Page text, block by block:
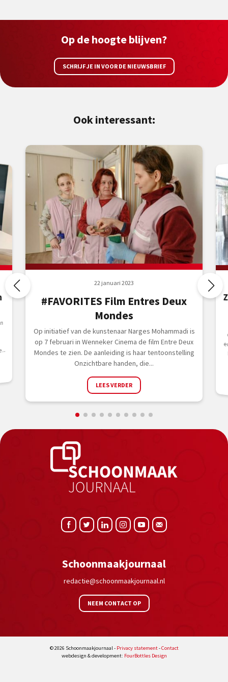
Op de hoogte blijven?
SCHRIJF JE IN VOOR DE NIEUWSBRIEF
Ook interessant:
22 januari 2023
#FAVORITES Film Entres Deux
Mondes
Op initiatief van de kunstenaar Narges Mohammadi is
op 7 februari in Wenneker Cinema de film Entre Deux
Mondes te zien. De aanleiding is haar tentoonstelling
Onzichtbare handen, die...
LEES VERDER
Schoonmaakjournaal
redactie@schoonmaakjournaal.nl
NEEM CONTACT OP
© 2026 Schoonmaakjournaal - Privacy statement-Contact
webdesign & development: FourBottles Design